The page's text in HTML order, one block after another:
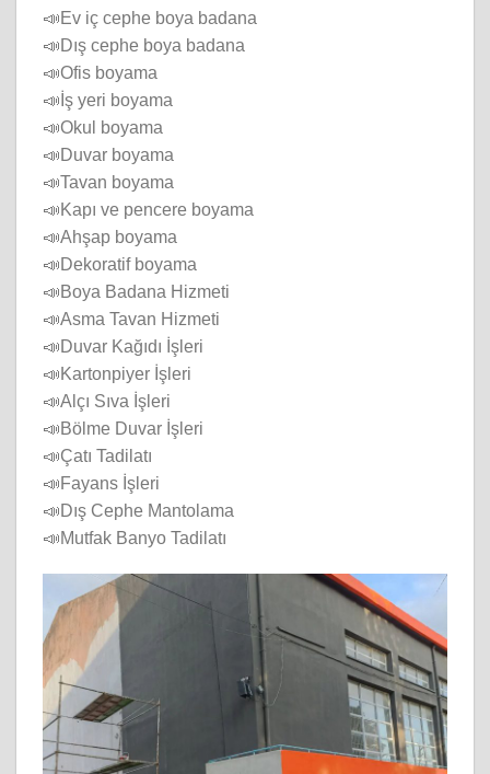
📣Ev iç cephe boya badana
📣Dış cephe boya badana
📣Ofis boyama
📣İş yeri boyama
📣Okul boyama
📣Duvar boyama
📣Tavan boyama
📣Kapı ve pencere boyama
📣Ahşap boyama
📣Dekoratif boyama
📣Boya Badana Hizmeti
📣Asma Tavan Hizmeti
📣Duvar Kağıdı İşleri
📣Kartonpiyer İşleri
📣Alçı Sıva İşleri
📣Bölme Duvar İşleri
📣Çatı Tadilatı
📣Fayans İşleri
📣Dış Cephe Mantolama
📣Mutfak Banyo Tadilatı